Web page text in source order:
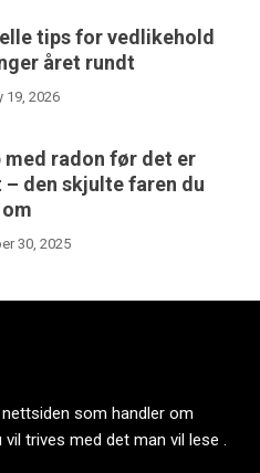
tips for vedlikehold
året rundt
19, 2026
med radon før det er
den skjulte faren du
30, 2025
som handler om
trives med det man vil lese .